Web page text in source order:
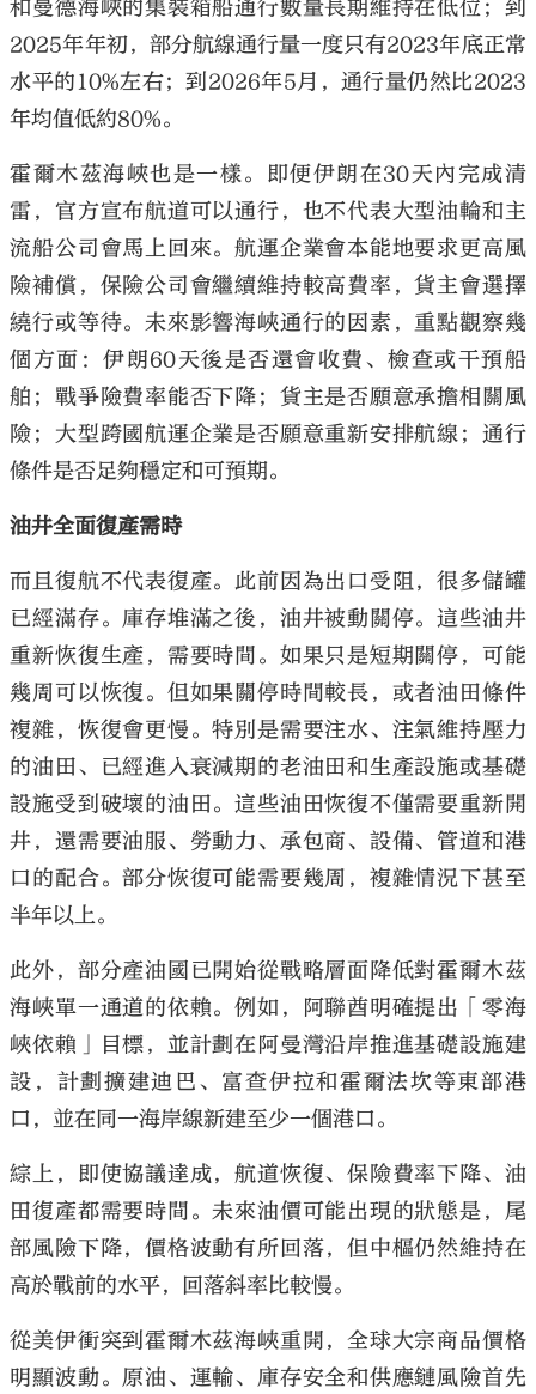
和曼德海峽的集裝箱船通行數量長期維持在低位；到
2025年年初，部分航線通行量一度只有2023年底正常
水平的10%左右；到2026年5月，通行量仍然比2023
年均值低約80%。
霍爾木茲海峽也是一樣。即便伊朗在30天內完成清
雷，官方宣布航道可以通行，也不代表大型油輪和主
流船公司會馬上回來。航運企業會本能地要求更高風
險補償，保險公司會繼續維持較高費率，貨主會選擇
繞行或等待。未來影響海峽通行的因素，重點觀察幾
個方面：伊朗60天後是否還會收費、檢查或干預船
舶；戰爭險費率能否下降；貨主是否願意承擔相關風
險；大型跨國航運企業是否願意重新安排航線；通行
條件是否足夠穩定和可預期。
油井全面復產需時
而且復航不代表復產。此前因為出口受阻，很多儲罐
已經滿存。庫存堆滿之後，油井被動關停。這些油井
重新恢復生產，需要時間。如果只是短期關停，可能
幾周可以恢復。但如果關停時間較長，或者油田條件
複雜，恢復會更慢。特別是需要注水、注氣維持壓力
的油田、已經進入衰減期的老油田和生產設施或基礎
設施受到破壞的油田。這些油田恢復不僅需要重新開
井，還需要油服、勞動力、承包商、設備、管道和港
口的配合。部分恢復可能需要幾周，複雜情況下甚至
半年以上。
此外，部分產油國已開始從戰略層面降低對霍爾木茲
海峽單一通道的依賴。例如，阿聯酋明確提出「零海
峽依賴」目標，並計劃在阿曼灣沿岸推進基礎設施建
設，計劃擴建迪巴、富查伊拉和霍爾法坎等東部港
口，並在同一海岸線新建至少一個港口。
綜上，即使協議達成，航道恢復、保險費率下降、油
田復產都需要時間。未來油價可能出現的狀態是，尾
部風險下降，價格波動有所回落，但中樞仍然維持在
高於戰前的水平，回落斜率比較慢。
從美伊衝突到霍爾木茲海峽重開，全球大宗商品價格
明顯波動。原油、運輸、庫存安全和供應鏈風險首先